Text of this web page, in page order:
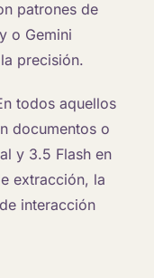
patrones de
o Gemini
precisión.
todos aquellos
documentos o
y 3.5 Flash en
extracción, la
interacción